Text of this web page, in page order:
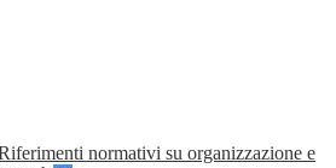
normativi su organizzazione e